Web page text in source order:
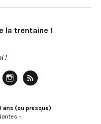
la trentaine !
!
ans (ou presque)
-